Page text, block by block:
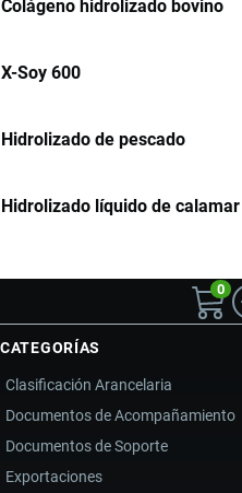
Colágeno hidrolizado bovino
X-Soy 600
Hidrolizado de pescado
Hidrolizado líquido de calamar
0
CATEGORÍAS
Clasificación Arancelaria
Documentos de Acompañamiento
Documentos de Soporte
Exportaciones